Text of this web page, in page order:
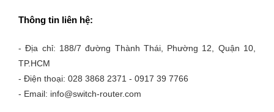
Thông tin liên hệ:
- Địa chỉ: 188/7 đường Thành Thái, Phường 12, Quận 10,
TP.HCM
- Điện thoại: 028 3868 2371 - 0917 39 7766
- Email: info@switch-router.com